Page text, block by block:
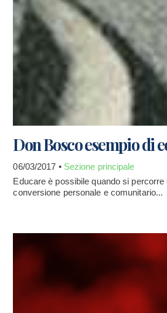
Don Bosco esempio di
06/03/2017 • Sezione principale
Educare è possibile quando si
conversione personale e comunitario...